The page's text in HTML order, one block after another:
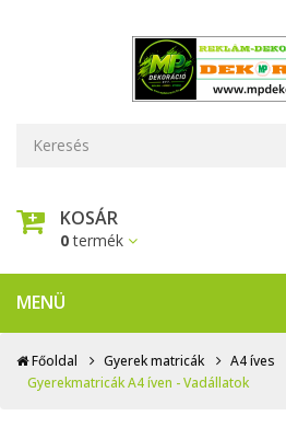
KOSÁR
0termék
MENÜ
Főoldal Gyerek matricák
A4 íves
Gyerekmatricák A4 íven - Vadállatok